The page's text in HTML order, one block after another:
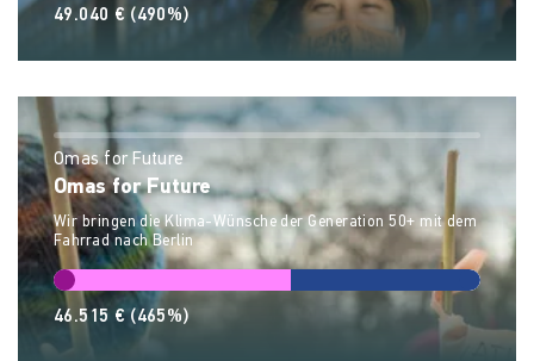
49.040 € (490%)
Omas for Future
Omas for Future
Wir bringen die Klima-Wünsche der Generation 50+ mit dem
Fahrrad nach Berlin
46.515 € (465%)